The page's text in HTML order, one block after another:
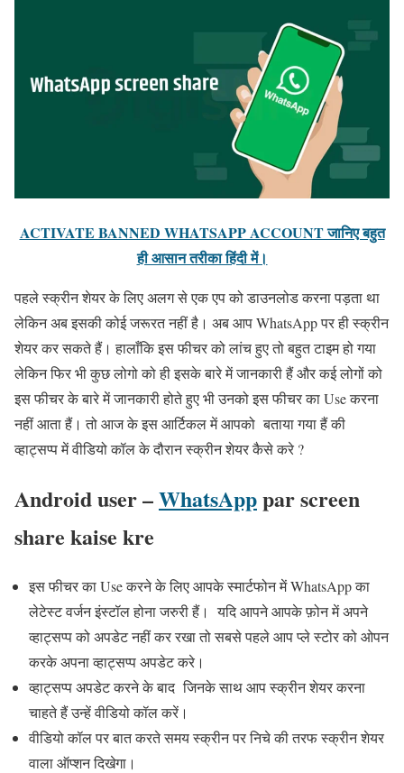
ACTIVATE BANNED WHATSAPP ACCOUNT जानिए बहुत
ही आसान तरीका हिंदी में।
पहले स्क्रीन शेयर के लिए अलग से एक एप को डाउनलोड करना पड़ता था
लेकिन अब इसकी कोई जरूरत नहीं है। अब आप WhatsApp पर ही स्क्रीन
शेयर कर सकते हैं। हालाँकि इस फीचर को लांच हुए तो बहुत टाइम हो गया
लेकिन फिर भी कुछ लोगो को ही इसके बारे में जानकारी हैं और कई लोगों को
इस फीचर के बारे में जानकारी होते हुए भी उनको इस फीचर का Use करना
नहीं आता हैं। तो आज के इस आर्टिकल में आपको बताया गया हैं की
व्हाट्सप्प में वीडियो कॉल के दौरान स्क्रीन शेयर कैसे करे ?
Android user –WhatsApppar screen
share kaise kre
इस फीचर का Use करने के लिए आपके स्मार्टफोन में WhatsApp का
लेटेस्ट वर्जन इंस्टॉल होना जरुरी हैं। यदि आपने आपके फ़ोन में अपने
व्हाट्सप्प को अपडेट नहीं कर रखा तो सबसे पहले आप प्ले स्टोर को ओपन
करके अपना व्हाट्सप्प अपडेट करे।
व्हाट्सप्प अपडेट करने के बाद जिनके साथ आप स्क्रीन शेयर करना
चाहते हैं उन्हें वीडियो कॉल करें।
वीडियो कॉल पर बात करते समय स्क्रीन पर निचे की तरफ स्क्रीन शेयर
वाला ऑप्शन दिखेगा।